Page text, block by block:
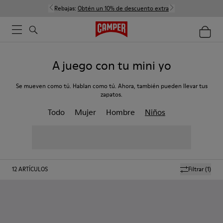
Rebajas: Obtén un 10% de descuento extra
A juego con tu mini yo
Se mueven como tú. Hablan como tú. Ahora, también pueden llevar tus
zapatos.
Todo Mujer Hombre Niños
Filtrar(1)
12ARTÍCULOS